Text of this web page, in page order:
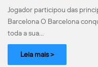
Jogador participou das
Barcelona O Barcelona
toda a sua…
Leia mais >